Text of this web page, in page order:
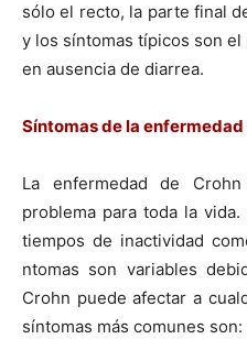
sólo el recto, la parte final
y los sí­ntomas tí­picos son
en ausencia de diarrea.
Sí­ntomas de la enfermedad
La enfermedad de
problema para toda la
tiempos de inactividad
ntomas son variables
Crohn puede afectar a
sí­ntomas más comunes son: